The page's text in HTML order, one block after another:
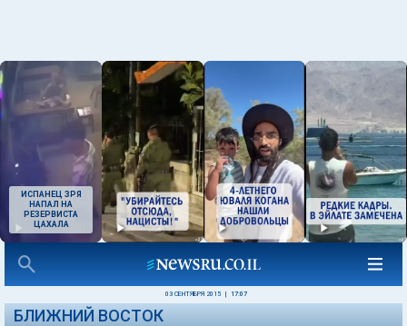
ИСПАНЕЦ ЗРЯ
НАПАЛ НА
РЕЗЕРВИСТА
ЦАХАЛА
03 СЕНТЯБРЯ 2015 17:07
БЛИЖНИЙ ВОСТОК